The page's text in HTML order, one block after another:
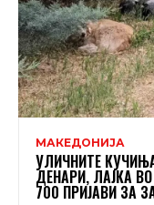
МАКЕДОНИЈА
УЛИЧНИТЕ
ДЕНАРИ, ЛАЈКА
700 ПРИЈАВИ ЗА